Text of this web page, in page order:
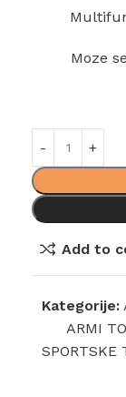
Moze
Add to
Kategorije:
ARMI
SPORTSKE